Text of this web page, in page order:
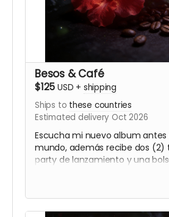
Besos & Café
$125 USD + shipping
Ships to these countries
Estimated delivery Oct 2026
Escucha mi nuevo album
mundo, además recibe dos (2)
party de lanzamiento y una